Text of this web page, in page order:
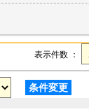
表示件数 ：
条件変更